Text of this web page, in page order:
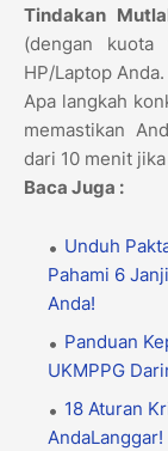
Tindakan
(dengan
HP/Laptop Anda.
Apa langkah
memastikan
dari 10 menit
Baca Juga :
Unduh
Pahami 6
Anda!
Panduan
UKMPPG
18 Aturan
AndaLanggar!